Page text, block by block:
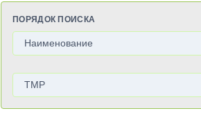
ПОРЯДОК ПОИСКА